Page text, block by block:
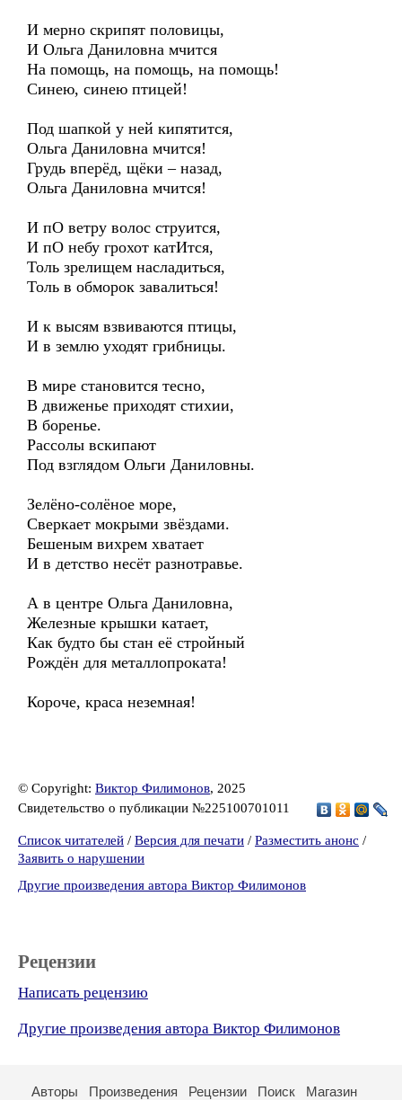
И мерно скрипят половицы,
И Ольга Даниловна мчится
На помощь, на помощь, на помощь!
Синею, синею птицей!
Под шапкой у ней кипятится,
Ольга Даниловна мчится!
Грудь вперёд, щёки – назад,
Ольга Даниловна мчится!
И пО ветру волос струится,
И пО небу грохот катИтся,
Толь зрелищем насладиться,
Толь в обморок завалиться!
И к высям взвиваются птицы,
И в землю уходят грибницы.
В мире становится тесно,
В движенье приходят стихии,
В боренье.
Рассолы вскипают
Под взглядом Ольги Даниловны.
Зелёно-солёное море,
Сверкает мокрыми звёздами.
Бешеным вихрем хватает
И в детство несёт разнотравье.
А в центре Ольга Даниловна,
Железные крышки катает,
Как будто бы стан её стройный
Рождён для металлопроката!
Короче, краса неземная!
© Copyright: Виктор Филимонов, 2025
Свидетельство о публикации №225100701011
Список читателей / Версия для печати / Разместить анонс /
Заявить о нарушении
Другие произведения автора Виктор Филимонов
Рецензии
Написать рецензию
Другие произведения автора Виктор Филимонов
Авторы Произведения Рецензии Поиск Магазин